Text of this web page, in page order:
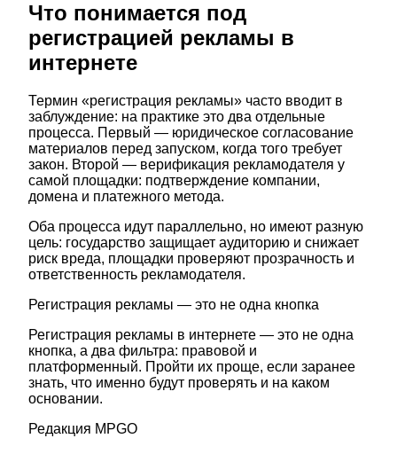
Что понимается под
регистрацией рекламы в
интернете
Термин «регистрация рекламы» часто вводит в
заблуждение: на практике это два отдельные
процесса. Первый — юридическое согласование
материалов перед запуском, когда того требует
закон. Второй — верификация рекламодателя у
самой площадки: подтверждение компании,
домена и платежного метода.
Оба процесса идут параллельно, но имеют разную
цель: государство защищает аудиторию и снижает
риск вреда, площадки проверяют прозрачность и
ответственность рекламодателя.
Регистрация рекламы — это не одна кнопка
Регистрация рекламы в интернете — это не одна
кнопка, а два фильтра: правовой и
платформенный. Пройти их проще, если заранее
знать, что именно будут проверять и на каком
основании.
Редакция MPGO